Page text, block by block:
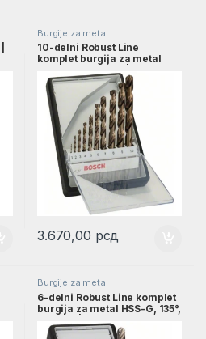
Burgije za metal
10-delni Robust Line
komplet burgija za metal
HSS-Co, 1–10 mm |
2607019925
3.670,00 рсд
Burgije za metal
6-delni Robust Line komplet
burgija za metal HSS-G, 135°,
2–8 mm | 2607010529